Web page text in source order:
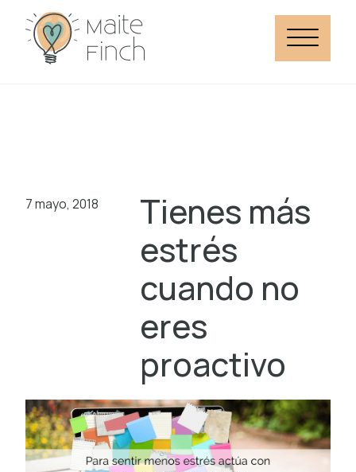
7 mayo, 2018
Tienes más
estrés
cuando no
eres
proactivo